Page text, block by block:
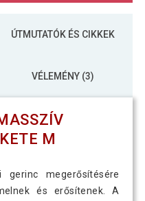
ÚTMUTATÓK ÉS CIKKEK
VÉLEMÉNY (3)
M
megerősítésére
és erősítenek. A